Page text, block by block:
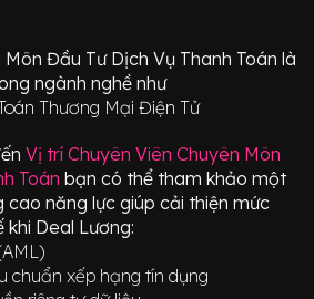
Đầu Tư Dịch Vụ Thanh Toán là
ngành nghề như
Thương Mại Điện Tử
Vị tríChuyên Viên Chuyên Môn
Toán bạn có thể tham khảo một
cao năng lực giúp cải thiện mức
khi Deal Lương:
chuẩn xếp hạng tín dụng